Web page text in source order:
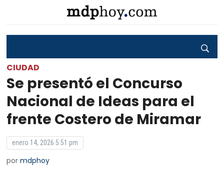
CIUDAD
Se presentó el Concurso
Nacional de Ideas para el
frente Costero de Miramar
enero 14, 2026 5:51 pm
pormdphoy